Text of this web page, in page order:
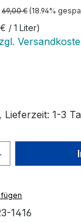
Regulärer Preis:
69,00 € (18.94%
/ 1 Liter)
von 5
1-3
Gib
1416